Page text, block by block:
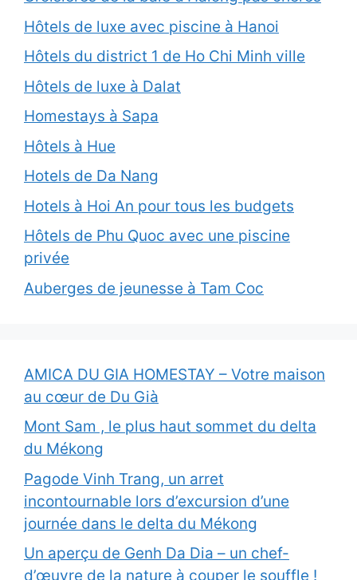
Hôtels de luxe avec piscine à Hanoi
Hôtels du district 1 de Ho Chi Minh ville
Hôtels de luxe à Dalat
Homestays à Sapa
Hôtels à Hue
Hotels de Da Nang
Hotels à Hoi An pour tous les budgets
Hôtels de Phu Quoc avec une piscine
privée
Auberges de jeunesse à Tam Coc
AMICA DU GIA HOMESTAY – Votre maison
au cœur de Du Già
Mont Sam , le plus haut sommet du delta
du Mékong
Pagode Vinh Trang, un arret
incontournable lors d’excursion d’une
journée dans le delta du Mékong
Un aperçu de Genh Da Dia – un chef-
d’œuvre de la nature à couper le souffle !